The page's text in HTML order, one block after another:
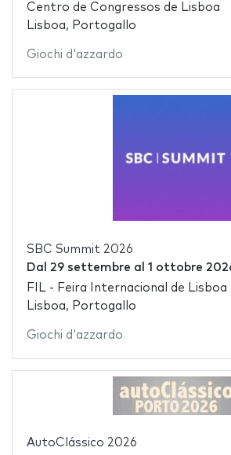
Centro de Congressos de Lisboa
Lisboa, Portogallo
Giochi d'azzardo
SBC Summit 2026
Dal 29 settembre al 1 ottobre
FIL - Feira Internacional de Lisboa
Lisboa, Portogallo
Giochi d'azzardo
AutoClássico 2026